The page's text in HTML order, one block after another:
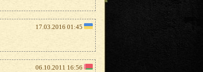
17.03.2016 01:45
06.10.2011 16:56